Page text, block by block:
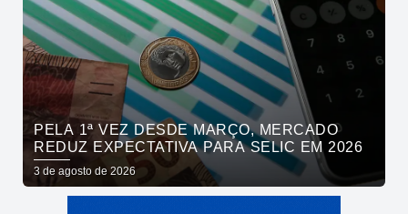
PELA 1ª VEZ DESDE MARÇO, MERCADO
REDUZ EXPECTATIVA PARA SELIC EM 2026
3 de agosto de 2026